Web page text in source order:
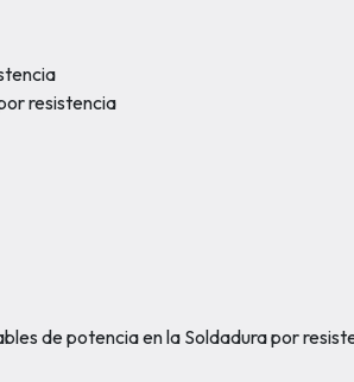
resistencia
de potencia en la Soldadura por